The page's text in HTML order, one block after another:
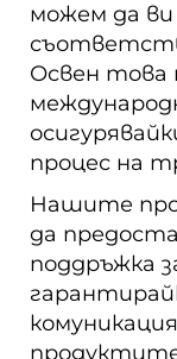
можем да
Освен това
процес на
Нашите
да
поддръжка
продуктите